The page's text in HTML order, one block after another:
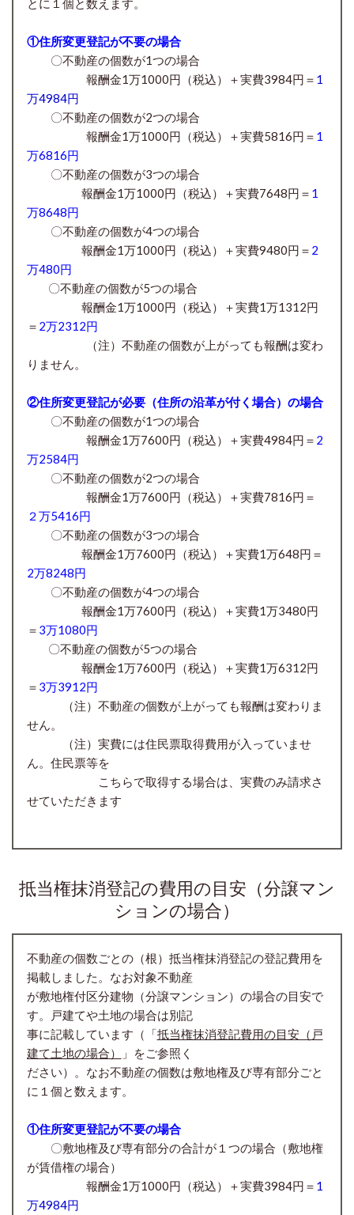
とに１個と数えます。
①住所変更登記が不要の場合
〇不動産の個数が1つの場合
報酬金1万1000円（税込）＋実費3984円＝ 1
万4984円
〇不動産の個数が2つの場合
報酬金1万1000円 （税込）＋実費5816円＝ 1
万6816円
〇不動産の個数が3つの場合
報酬金1万1000円 （税込）＋実費7648円＝ 1
万8648円
〇不動産の個数が4つの場合
報酬金1万1000円 （税込）＋実費9480円＝ 2
万480円
〇不動産の個数が5つの場合
報酬金1万1000円 （税込）＋実費1万1312円
＝ 2万2312円
（注）不動産の個数が上がっても報酬は変わ
りません。
②住所変更登記が必要（住所の沿革が付く場合）の場合
〇不動産の個数が1つの場合
報酬金1万7600円（税込）＋実費4984円＝ 2
万2584円
〇不動産の個数が2つの場合
報酬金1万7600円 （税込）＋実費7816円＝
２万5416円
〇不動産の個数が3つの場合
報酬金1万7600円 （税込）＋実費1万648円＝
2万8248円
〇不動産の個数が4つの場合
報酬金1万7600円 （税込）＋実費1万3480円
＝ 3万1080円
〇不動産の個数が5つの場合
報酬金1万7600円 （税込）＋実費1万6312円
＝ 3万3912円
（注）不動産の個数が上がっても報酬は変わりま
せん。
（注）実費には住民票取得費用が入っていませ
ん。住民票等を
こちらで取得する場合は、実費のみ請求さ
せていただきます
抵当権抹消登記の費用の目安（分譲マン
ションの場合）
不動産の個数ごとの（根）抵当権抹消登記の登記費用を
掲載しました。なお対象不動産
が敷地権付区分建物（分譲マンション）の場合の目安で
す。戸建てや土地の場合は別記
事に記載しています（「抵当権抹消登記費用の目安（戸
建て土地の場合）
」をご参照く
ださい）。なお不動産の個数は敷地権及び専有部分ごと
に１個と数えます。
①住所変更登記が不要の場合
〇敷地権及び専有部分の合計が１つの場合（敷地権
が賃借権の場合）
報酬金1万1000円（税込）＋実費3984円＝ 1
万4984円